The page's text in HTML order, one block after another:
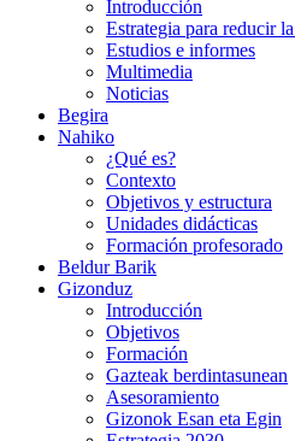
Introducción
Estrategia para reducir
Estudios e informes
Multimedia
Noticias
Begira
Nahiko
¿Qué es?
Contexto
Objetivos y estructura
Unidades didácticas
Formación profesorado
Beldur Barik
Gizonduz
Introducción
Objetivos
Formación
Gazteak berdintasunean
Asesoramiento
Gizonok Esan eta Egin